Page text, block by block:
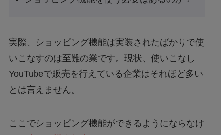
実際、ショッピング機能は実装されたばかりで使
いこなすのは至難の業です。現状、使いこなし
YouTubeで販売を行えている企業はそれほど多い
とは言えません。
ここでショッピング機能ができるようにならなけ